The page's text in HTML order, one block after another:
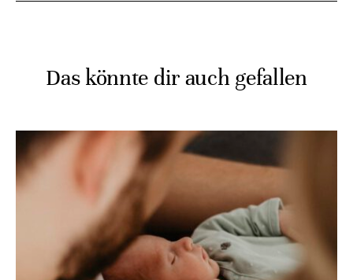
HOME
ÜBER MICH
Das könnte dir auch gefallen